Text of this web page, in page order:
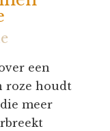
een
roze houdt
meer